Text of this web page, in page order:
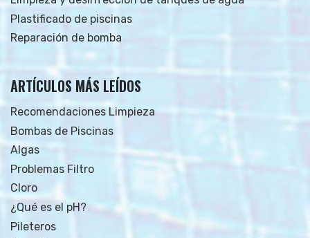
Plastificado de piscinas
Reparación de bomba
ARTÍCULOS MÁS LEÍDOS
Recomendaciones Limpieza
Bombas de Piscinas
Algas
Problemas Filtro
Cloro
¿Qué es el pH?
Pileteros